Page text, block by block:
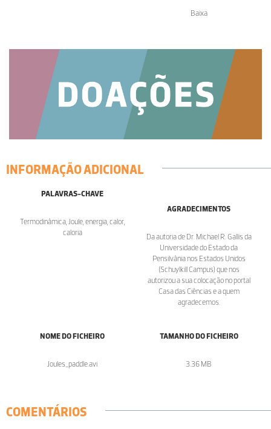
Baixa
INFORMAÇÃO ADICIONAL
PALAVRAS-CHAVE
Termodinâmica, Joule, energia, calor,
caloria
AGRADECIMENTOS
Da autoria de Dr. Michael R. Gallis da
Universidade do Estado da
Pensilvânia nos Estados Unidos
(Schuylkill Campus) que nos
autorizou a sua colocação no portal
Casa das Ciências e a quem
agradecemos.
NOME DO FICHEIRO
Joules_paddle.avi
TAMANHO DO FICHEIRO
3.36 MB
COMENTÁRIOS